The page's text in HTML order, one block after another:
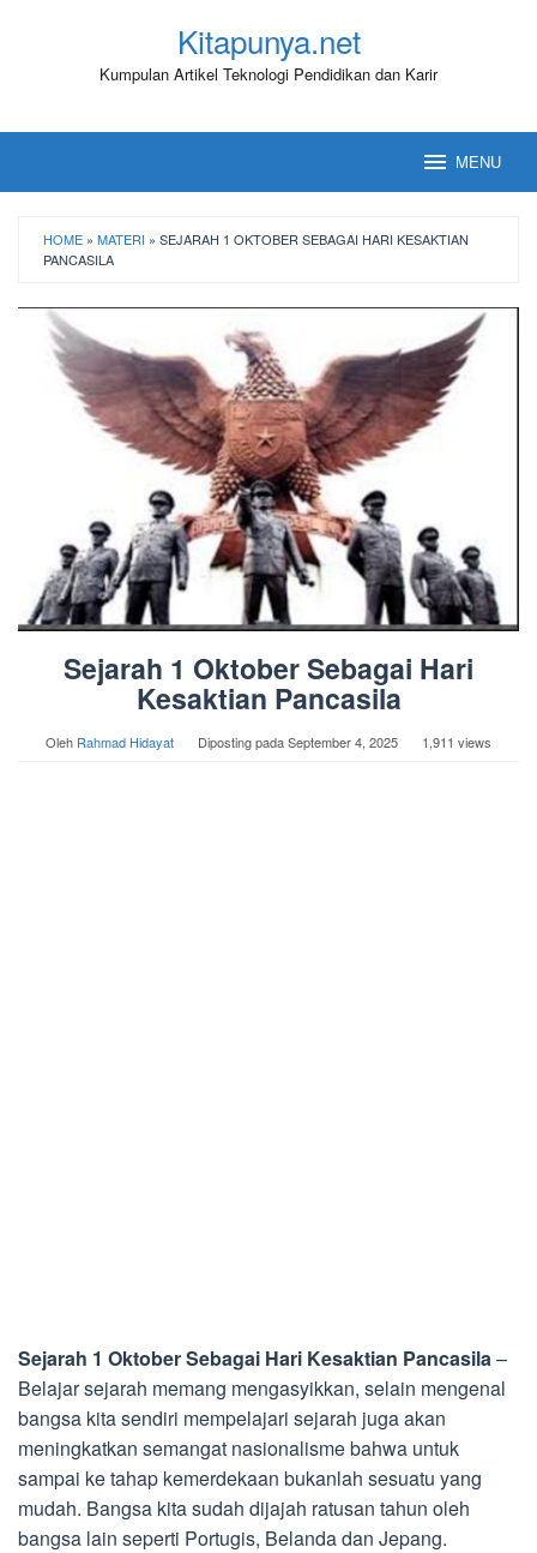
Kitapunya.net
Kumpulan Artikel Teknologi Pendidikan dan Karir
MENU
HOME » MATERI » SEJARAH 1 OKTOBER SEBAGAI HARI KESAKTIAN
PANCASILA
Sejarah 1 Oktober Sebagai Hari
Kesaktian Pancasila
Oleh Rahmad Hidayat Diposting padaSeptember 4, 2025 1,911 views
Sejarah 1 Oktober Sebagai Hari Kesaktian Pancasila–
Belajar sejarah memang mengasyikkan, selain mengenal
bangsa kita sendiri mempelajari sejarah juga akan
meningkatkan semangat nasionalisme bahwa untuk
sampai ke tahap kemerdekaan bukanlah sesuatu yang
mudah. Bangsa kita sudah dijajah ratusan tahun oleh
bangsa lain seperti Portugis, Belanda dan Jepang.